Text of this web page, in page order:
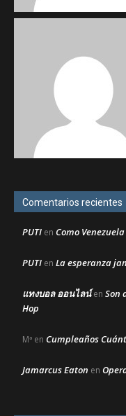
Comentarios recientes
PUTI en Como
PUTI en La esperanza
แทงบอล ออนไลน์en Son
Hop
Mª en Cumpleaños
Jamarcus Eaton en